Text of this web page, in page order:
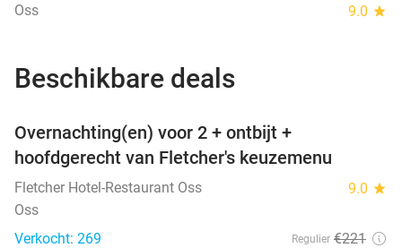
Oss 9.0 star
Beschikbare deals
Overnachting(en) voor 2 + ontbijt +
hoofdgerecht van Fletcher's keuzemenu
Fletcher Hotel-Restaurant Oss 9.0 star
Oss
Verkocht: 269
Regulier €221